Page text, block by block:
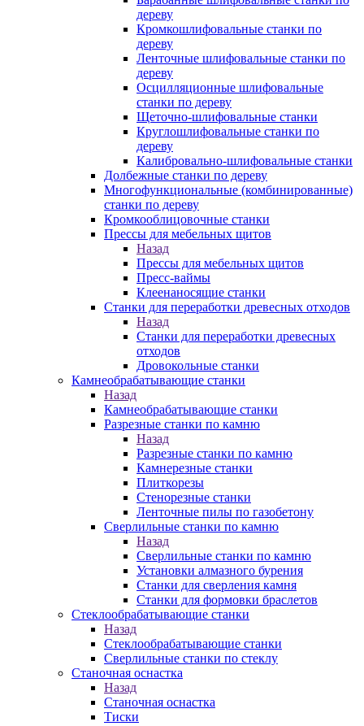
дереву
Кромкошлифовальные станки по
дереву
Ленточные шлифовальные станки по
дереву
Осцилляционные шлифовальные
станки по дереву
Щеточно-шлифовальные станки
Круглошлифовальные станки по
дереву
Калибровально-шлифовальные станки
Долбежные станки по дереву
Многофункциональные (комбинированные)
станки по дереву
Кромкооблицовочные станки
Прессы для мебельных щитов
Назад
Прессы для мебельных щитов
Пресс-ваймы
Клеенаносящие станки
Станки для переработки древесных отходов
Назад
Станки для переработки древесных
отходов
Дровокольные станки
Камнеобрабатывающие станки
Назад
Камнеобрабатывающие станки
Разрезные станки по камню
Назад
Разрезные станки по камню
Камнерезные станки
Плиткорезы
Стенорезные станки
Ленточные пилы по газобетону
Сверлильные станки по камню
Назад
Сверлильные станки по камню
Установки алмазного бурения
Станки для сверления камня
Станки для формовки браслетов
Стеклообрабатывающие станки
Назад
Стеклообрабатывающие станки
Сверлильные станки по стеклу
Станочная оснастка
Назад
Станочная оснастка
Тиски